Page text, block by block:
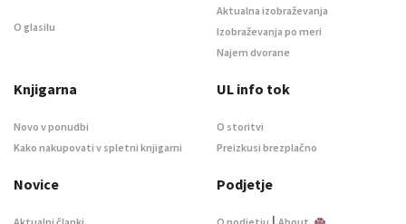
O glasilu
Aktualna izobraževanja
Izobraževanja po meri
Najem dvorane
Knjigarna
Novo v ponudbi
Kako nakupovati v spletni knjigarni
UL info tok
O storitvi
Preizkusi brezplačno
Novice Podjetje